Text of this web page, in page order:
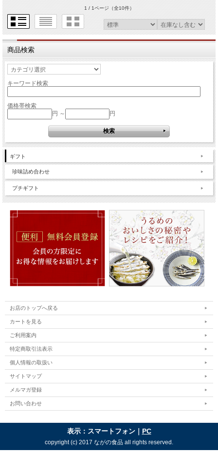
1 / 1ページ（全10件）
商品検索
キーワード検索
価格帯検索
円 ～
円
ギフト
珍味詰め合わせ
プチギフト
お店のトップへ戻る
カートを見る
ご利用案内
特定商取引法表示
個人情報の取扱い
サイトマップ
メルマガ登録
お問い合わせ
表示：スマートフォン｜ PC
copyright (c) 2017 ながの食品 all rights reserved.